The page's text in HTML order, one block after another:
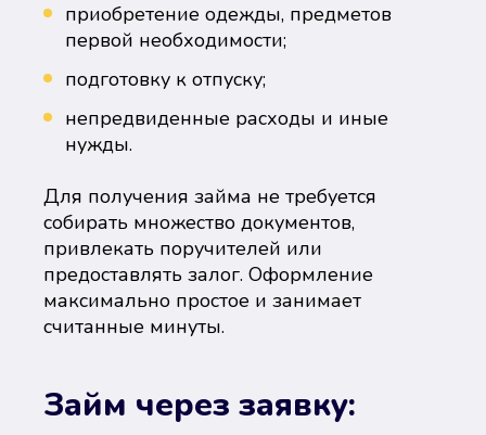
приобретение одежды, предметов
первой необходимости;
подготовку к отпуску;
непредвиденные расходы и иные
нужды.
Для получения займа не требуется
собирать множество документов,
привлекать поручителей или
предоставлять залог. Оформление
максимально простое и занимает
считанные минуты.
Займ через заявку: